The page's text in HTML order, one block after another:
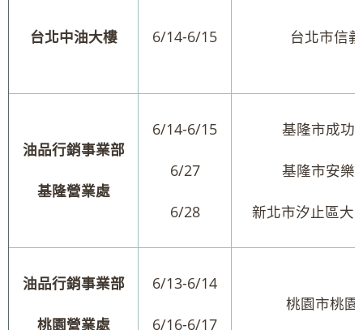
台北中油大樓 6/14-6/15 台北市信
油品行銷事業部
基隆營業處
6/14-6/15
6/27
6/28
基隆市成功
基隆市安樂
新北市汐止區大
油品行銷事業部
桃園營業處
6/13-6/14
6/16-6/17
桃園市桃